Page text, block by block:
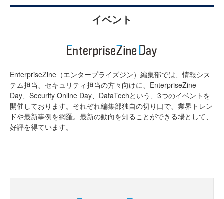
イベント
EnterpriseZine（エンタープライズジン）編集部では、情報シス
テム担当、セキュリティ担当の方々向けに、EnterpriseZine
Day、Security Online Day、DataTechという、3つのイベントを
開催しております。それぞれ編集部独自の切り口で、業界トレン
ドや最新事例を網羅。最新の動向を知ることができる場として、
好評を得ています。